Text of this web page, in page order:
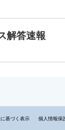
解答速報
基づく表示 個人情報保